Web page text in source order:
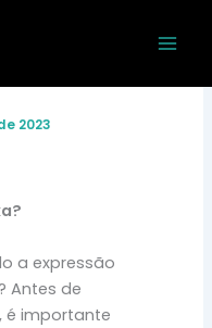
de
2023
a expressão
Antes de
é importante